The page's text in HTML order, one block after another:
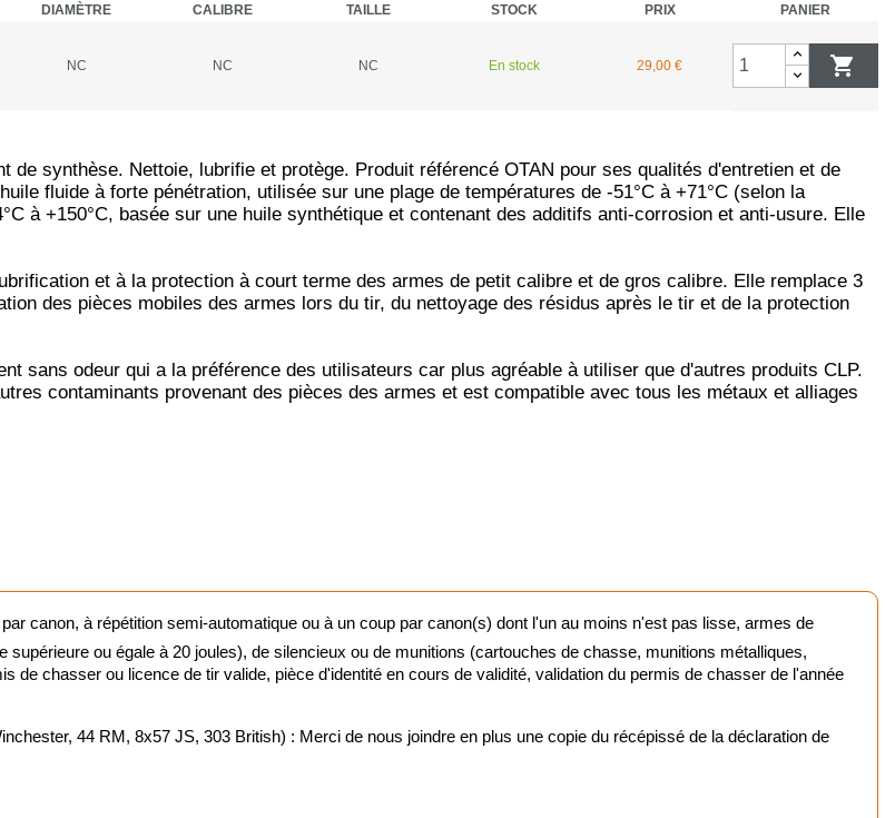
Chasse du gibier d'eau
Sièges et trépieds
Talkie-walkies
Vision nocturne
Vision thermique
Jumelles de chasse
Télémètres
DIAMÈTRE CALIBRE TAILLE STOCK PRIX PANIER
NC NC NC En stock 29,00 € 
de synthèse. Nettoie, lubrifie et protège. Produit référencé OTAN pour ses qualités d'entretien et de
fluide à forte pénétration, utilisée sur une plage de températures de -51°C à +71°C (selon la
à +150°C, basée sur une huile synthétique et contenant des additifs anti-corrosion et anti-usure. Elle
et à la protection à court terme des armes de petit calibre et de gros calibre. Elle remplace 3
des pièces mobiles des armes lors du tir, du nettoyage des résidus après le tir et de la protection
sans odeur qui a la préférence des utilisateurs car plus agréable à utiliser que d'autres produits CLP.
contaminants provenant des pièces des armes et est compatible avec tous les métaux et alliages
canon, à répétition semi-automatique ou à un coup par canon(s) dont l'un au moins n'est pas lisse, armes de
ou égale à 20 joules), de silencieux ou de munitions (cartouches de chasse, munitions métalliques,
de chasser ou licence de tir valide, pièce d'identité en cours de validité, validation du permis de chasser de l'année
44 RM, 8x57 JS, 303 British) : Merci de nous joindre en plus une copie du récépissé de la déclaration de